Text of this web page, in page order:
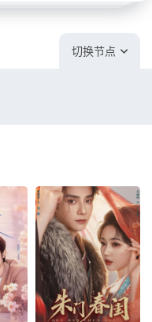
切换节点